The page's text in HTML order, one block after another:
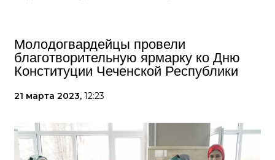
Молодогвардейцы провели
благотворительную ярмарку ко Дню
Конституции Чеченской Республики
21 марта 2023, 12:23